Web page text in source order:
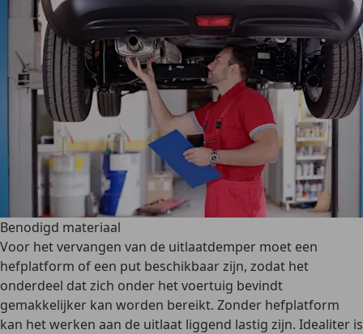
Benodigd materiaal
Voor het vervangen van de uitlaatdemper moet een
hefplatform of een put beschikbaar zijn, zodat het
onderdeel dat zich onder het voertuig bevindt
gemakkelijker kan worden bereikt. Zonder hefplatform
kan het werken aan de uitlaat liggend lastig zijn. Idealiter is